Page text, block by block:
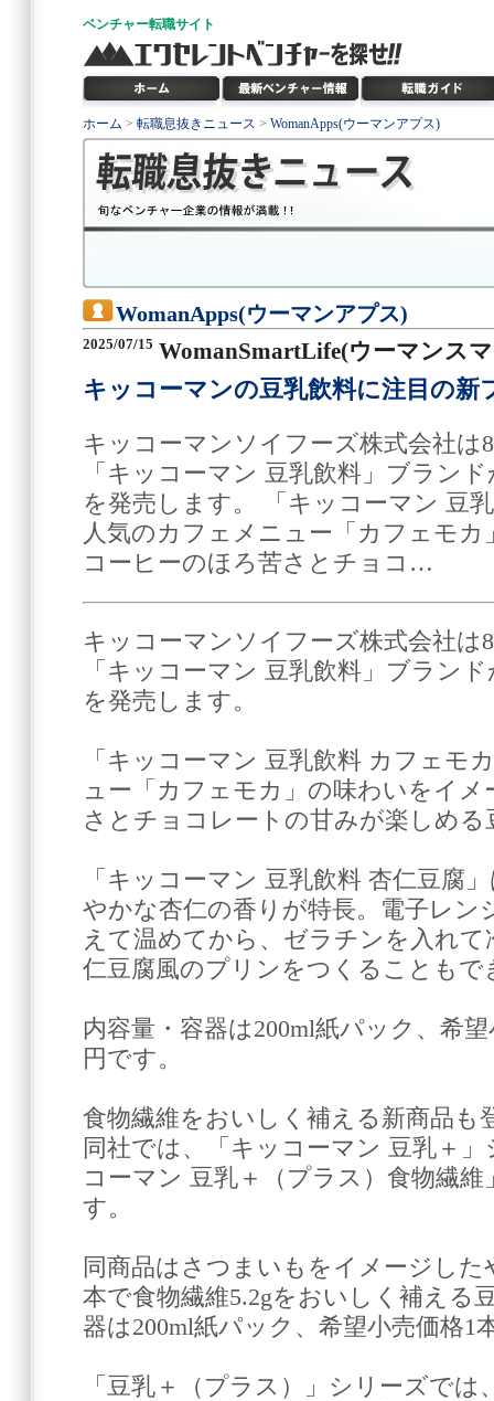
ベンチャー転職サイト
ホーム > 転職息抜きニュース > WomanApps(ウーマンアプス)
WomanApps(ウーマンアプス)
2025/07/15 WomanSmartLife(ウーマンス
キッコーマンの豆乳飲料に注目の新
キッコーマンソイフーズ株式会社は
「キッコーマン 豆乳飲料」ブラン
を発売します。 「キッコーマン 豆
人気のカフェメニュー「カフェモ
コーヒーのほろ苦さとチョコ…
キッコーマンソイフーズ株式会社は
「キッコーマン 豆乳飲料」ブラン
を発売します。
「キッコーマン 豆乳飲料 カフェモ
ュー「カフェモカ」の味わいをイ
さとチョコレートの甘みが楽しめる
「キッコーマン 豆乳飲料 杏仁豆腐
やかな杏仁の香りが特長。電子レン
えて温めてから、ゼラチンを入れ
仁豆腐風のプリンをつくることもで
内容量・容器は200ml紙パック、希
円です。
食物繊維をおいしく補える新商品も
同社では、「キッコーマン 豆乳＋
コーマン 豆乳＋（プラス）食物繊維
す。
同商品はさつまいもをイメージし
本で食物繊維5.2gをおいしく補える
器は200ml紙パック、希望小売価格1
「豆乳＋（プラス）」シリーズで